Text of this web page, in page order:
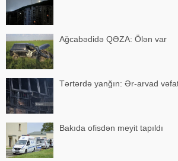
Ağcabədidə QƏZA: Ölən var
Tərtərdə yanğın: Ər-arvad
Bakıda ofisdən meyit tapıldı